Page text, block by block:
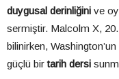
duygusal derinliğini ve
sermiştir. Malcolm X,
bilinirken,
güçlü birtarih dersi